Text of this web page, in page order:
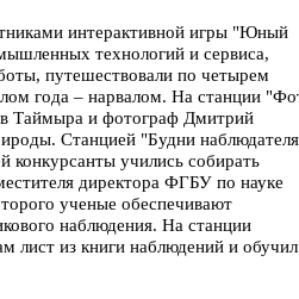
интерактивной игры "Юный
технологий и сервиса,
путешествовали по четырем
года – нарвалом. На станции
Таймыра и фотограф Дмитрий
Станцией "Будни
конкурсанты учились собирать
директора ФГБУ по науке
ученые обеспечивают
наблюдения. На станции
лист из книги наблюдений и обучил